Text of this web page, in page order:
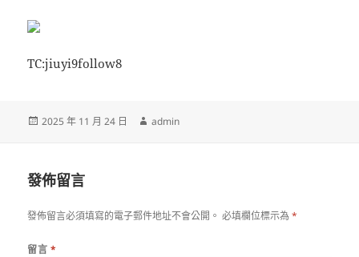
TC:jiuyi9follow8
發
2025 年 11 月 24 日
作
admin
發佈留言
發佈留言必須填寫的電子郵件地址不會公開。 必填欄位標示為*
留言 *